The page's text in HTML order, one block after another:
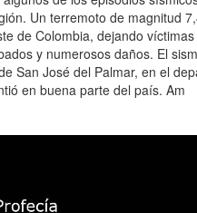
Un terremoto de magnitud
de Colombia, dejando
y numerosos daños. El
San José del Palmar, en el
en buena parte del país. Am